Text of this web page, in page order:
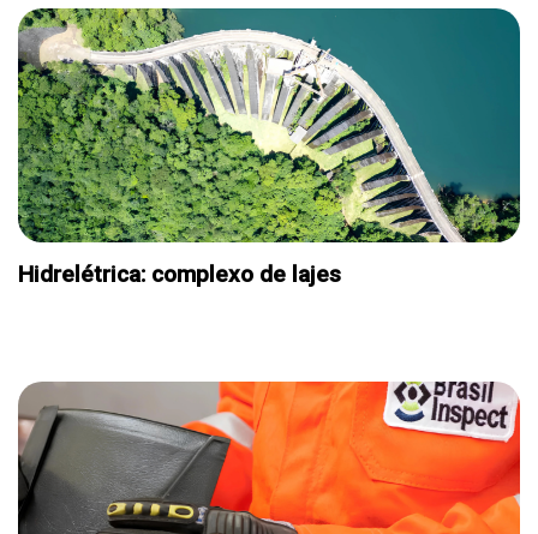
Hidrelétrica: complexo de lajes